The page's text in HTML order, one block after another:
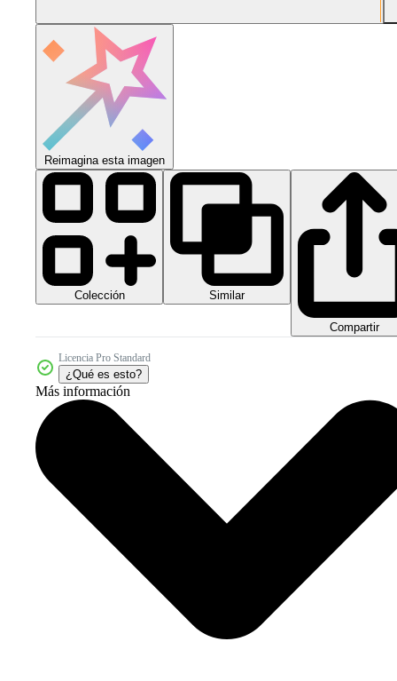
Reimagina esta imagen
Colección Similar
Compartir
Licencia Pro Standard
¿Qué es esto?
Más información